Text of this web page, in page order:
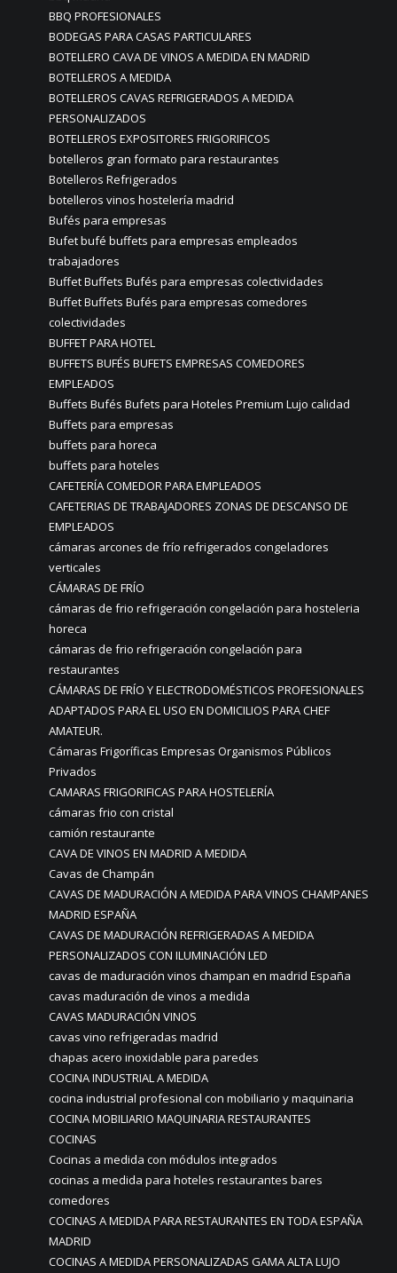
BBQ PROFESIONALES
BODEGAS PARA CASAS PARTICULARES
BOTELLERO CAVA DE VINOS A MEDIDA EN MADRID
BOTELLEROS A MEDIDA
BOTELLEROS CAVAS REFRIGERADOS A MEDIDA
PERSONALIZADOS
BOTELLEROS EXPOSITORES FRIGORIFICOS
botelleros gran formato para restaurantes
Botelleros Refrigerados
botelleros vinos hostelería madrid
Bufés para empresas
Bufet bufé buffets para empresas empleados
trabajadores
Buffet Buffets Bufés para empresas colectividades
Buffet Buffets Bufés para empresas comedores
colectividades
BUFFET PARA HOTEL
BUFFETS BUFÉS BUFETS EMPRESAS COMEDORES
EMPLEADOS
Buffets Bufés Bufets para Hoteles Premium Lujo calidad
Buffets para empresas
buffets para horeca
buffets para hoteles
CAFETERÍA COMEDOR PARA EMPLEADOS
CAFETERIAS DE TRABAJADORES ZONAS DE DESCANSO DE
EMPLEADOS
cámaras arcones de frío refrigerados congeladores
verticales
CÁMARAS DE FRÍO
cámaras de frio refrigeración congelación para hosteleria
horeca
cámaras de frio refrigeración congelación para
restaurantes
CÁMARAS DE FRÍO Y ELECTRODOMÉSTICOS PROFESIONALES
ADAPTADOS PARA EL USO EN DOMICILIOS PARA CHEF
AMATEUR.
Cámaras Frigoríficas Empresas Organismos Públicos
Privados
CAMARAS FRIGORIFICAS PARA HOSTELERÍA
cámaras frio con cristal
camión restaurante
CAVA DE VINOS EN MADRID A MEDIDA
Cavas de Champán
CAVAS DE MADURACIÓN A MEDIDA PARA VINOS CHAMPANES
MADRID ESPAÑA
CAVAS DE MADURACIÓN REFRIGERADAS A MEDIDA
PERSONALIZADOS CON ILUMINACIÓN LED
cavas de maduración vinos champan en madrid España
cavas maduración de vinos a medida
CAVAS MADURACIÓN VINOS
cavas vino refrigeradas madrid
chapas acero inoxidable para paredes
COCINA INDUSTRIAL A MEDIDA
cocina industrial profesional con mobiliario y maquinaria
COCINA MOBILIARIO MAQUINARIA RESTAURANTES
COCINAS
Cocinas a medida con módulos integrados
cocinas a medida para hoteles restaurantes bares
comedores
COCINAS A MEDIDA PARA RESTAURANTES EN TODA ESPAÑA
MADRID
COCINAS A MEDIDA PERSONALIZADAS GAMA ALTA LUJO